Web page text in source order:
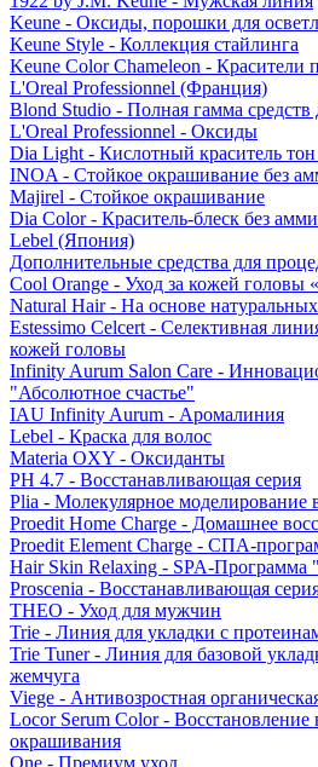
Keune - Оксиды, порошки для
Keune Style - Коллекция стайлинга
Keune Color Chameleon - Красители
L'Oreal Professionnel (Франция)
Blond Studio - Полная гамма средств
L'Oreal Professionnel - Оксиды
Dia Light - Кислотный краситель тон
INOA - Стойкое окрашивание без
Majirel - Стойкое окрашивание
Dia Color - Краситель-блеск без
Lebel (Япония)
Дополнительные средства для
Cool Orange - Уход за кожей головы
Natural Hair - На основе натуральных
Estessimo Celcert - Селективная
кожей головы
Infinity Aurum Salon Care -
"Абсолютное счастье"
IAU Infinity Aurum - Аромалиния
Lebel - Краска для волос
Materia OXY - Оксиданты
PH 4.7 - Восстанавливающая серия
Plia - Молекулярное моделирование
Proedit Home Charge - Домашнее
Proedit Element Charge - СПА-
Hair Skin Relaxing - SPA-Программа
Proscenia - Восстанавливающая
THEO - Уход для мужчин
Trie - Линия для укладки с
Trie Tuner - Линия для базовой
жемчуга
Viege - Антивозростная
Locor Serum Color - Восстановление
окрашивания
One - Премиум уход